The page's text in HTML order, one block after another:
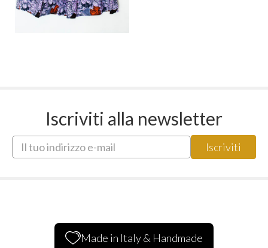
Iscriviti alla newsletter
Made in Italy & Handmade